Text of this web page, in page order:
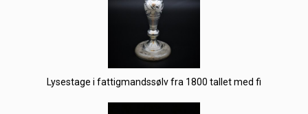
Lysestage i fattigmandssølv fra 1800 tallet med fi